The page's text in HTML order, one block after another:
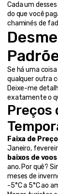
Cada um
do que você
chaminés de
Se há uma
qualquer outra
Deixe-me
exatamente o
Preços
Faixa de
Janeiro,
baixos de
ano. Por quê?
meses de
-5°C a 5°C ao